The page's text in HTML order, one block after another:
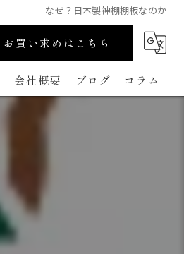
なぜ？日本製神棚棚板なのか
お買い求めはこちら
会社概要 ブログ コラム